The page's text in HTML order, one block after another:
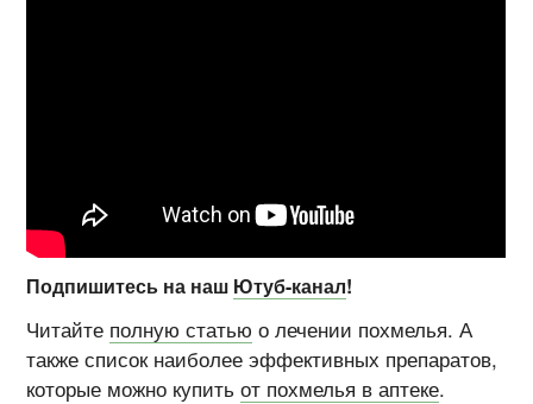
Подпишитесь на наш Ютуб-канал!
Читайте полную статью о лечении похмелья. А
также список наиболее эффективных препаратов,
которые можно купитьот похмелья в аптеке.